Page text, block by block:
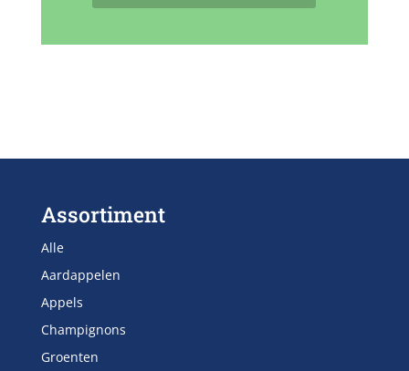
Assortiment
Alle
Aardappelen
Appels
Champignons
Groenten